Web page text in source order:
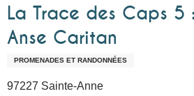
La Trace des Caps 5
Anse Caritan
PROMENADES ET RANDONNÉES
97227 Sainte-Anne